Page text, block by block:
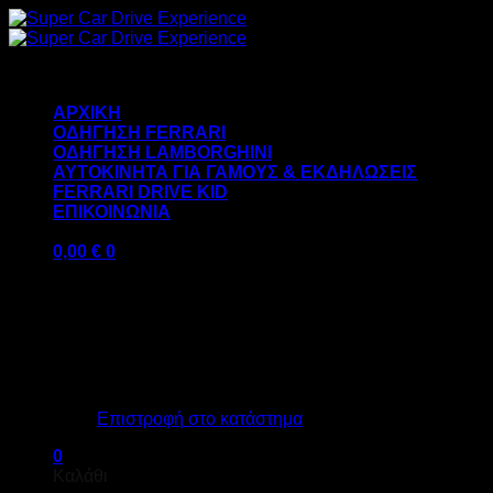
Μετάβαση
στο
ΑΡΧΙΚΗ
ΟΔΗΓΗΣΗ FERRARI
ΟΔΗΓΗΣΗ LAMBORGHINI
ΑΥΤΟΚΙΝΗΤΑ ΓΙΑ ΓΑΜΟΥΣ & ΕΚΔΗΛΩΣΕΙΣ
FERRARI DRIVE KID
ΕΠΙΚΟΙΝΩΝΙΑ
0,00 € 0
Επιστροφή στο κατάστημα
0